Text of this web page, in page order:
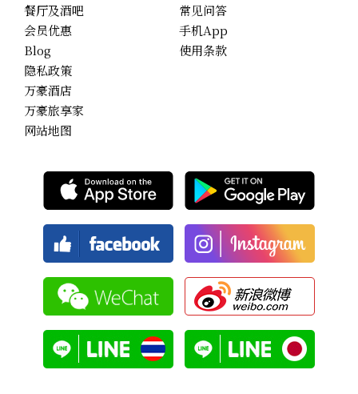
餐厅及酒吧
会员优惠
Blog
常见问答
手机App
使用条款
隐私政策
万豪酒店
万豪旅享家
网站地图